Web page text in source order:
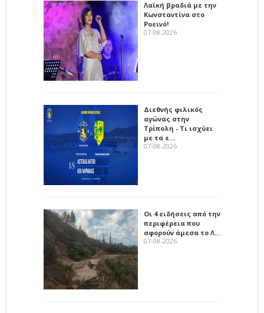
Λαϊκή βραδιά με την
Κωνσταντίνα στο
Ροεινό!
07-08-2026
Διεθνής φιλικός
αγώνας στην
Τρίπολη - Τι ισχύει
με τα ε…
07-08-2026
Οι 4 ειδήσεις από την
περιφέρεια που
αφορούν άμεσα το Λ…
07-08-2026